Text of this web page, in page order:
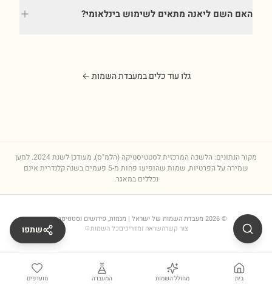
האם השם ליאנה מתאים לשימוש בינלאומי?
גלו עוד כלים במעבדת השמות ←
שתפו
מקור הנתונים: הלשכה המרכזית לסטטיסטיקה (הלמ"ס), מעודכן לשנת2024. למען
שמירה על הפרטיות, שמות שהופיעו פחות מ-5 פעמים בשנה קלנדרית אינם
נכללים במאגר.
©
2026 מעבדת השמות של ישראל | מגמות, פירושים וסטטיסטיקות
צור קשרהשראה ומדריכיםכל השמות⚙
בית מחולל השמות המעבדה מועדפים